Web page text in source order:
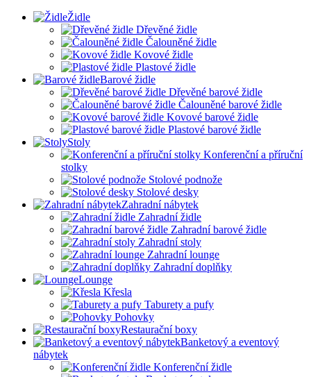
Židle
Dřevěné židle
Čalouněné židle
Kovové židle
Plastové židle
Barové židle
Dřevěné barové židle
Čalouněné barové židle
Kovové barové židle
Plastové barové židle
Stoly
Konferenční a příruční
stolky
Stolové podnože
Stolové desky
Zahradní nábytek
Zahradní židle
Zahradní barové židle
Zahradní stoly
Zahradní lounge
Zahradní doplňky
Lounge
Křesla
Taburety a pufy
Pohovky
Restaurační boxy
Banketový a eventový
nábytek
Konferenční židle